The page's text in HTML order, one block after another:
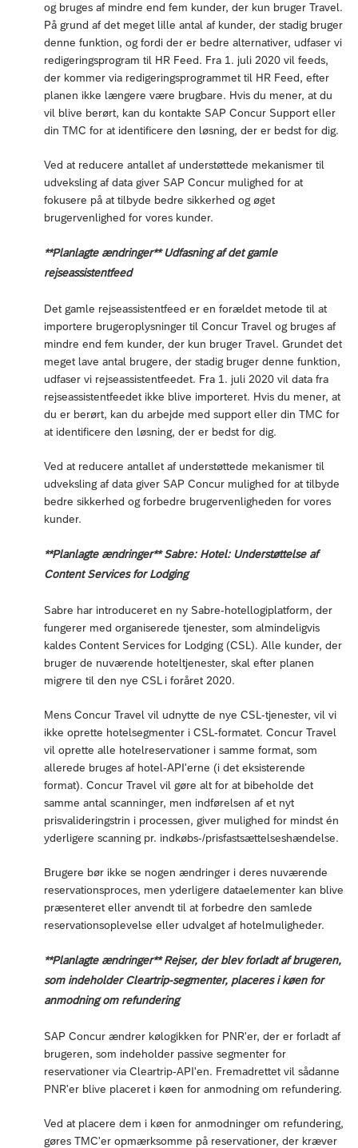
og bruges af mindre end fem kunder, der kun bruger Travel.
På grund af det meget lille antal af kunder, der stadig bruger
denne funktion, og fordi der er bedre alternativer, udfaser vi
redigeringsprogram til HR Feed. Fra 1. juli 2020 vil feeds,
der kommer via redigeringsprogrammet til HR Feed, efter
planen ikke længere være brugbare. Hvis du mener, at du
vil blive berørt, kan du kontakte SAP Concur Support eller
din TMC for at identificere den løsning, der er bedst for dig.
Ved at reducere antallet af understøttede mekanismer til
udveksling af data giver SAP Concur mulighed for at
fokusere på at tilbyde bedre sikkerhed og øget
brugervenlighed for vores kunder.
**Planlagte ændringer** Udfasning af det gamle
rejseassistentfeed
Det gamle rejseassistentfeed er en forældet metode til at
importere brugeroplysninger til Concur Travel og bruges af
mindre end fem kunder, der kun bruger Travel. Grundet det
meget lave antal brugere, der stadig bruger denne funktion,
udfaser vi rejseassistentfeedet. Fra 1. juli 2020 vil data fra
rejseassistentfeedet ikke blive importeret. Hvis du mener, at
du er berørt, kan du arbejde med support eller din TMC for
at identificere den løsning, der er bedst for dig.
Ved at reducere antallet af understøttede mekanismer til
udveksling af data giver SAP Concur mulighed for at tilbyde
bedre sikkerhed og forbedre brugervenligheden for vores
kunder.
**Planlagte ændringer** Sabre: Hotel: Understøttelse af
Content Services for Lodging
Sabre har introduceret en ny Sabre-hotellogiplatform, der
fungerer med organiserede tjenester, som almindeligvis
kaldes Content Services for Lodging (CSL). Alle kunder, der
bruger de nuværende hoteltjenester, skal efter planen
migrere til den nye CSL i foråret 2020.
Mens Concur Travel vil udnytte de nye CSL-tjenester, vil vi
ikke oprette hotelsegmenter i CSL-formatet. Concur Travel
vil oprette alle hotelreservationer i samme format, som
allerede bruges af hotel-API'erne (i det eksisterende
format). Concur Travel vil gøre alt for at bibeholde det
samme antal scanninger, men indførelsen af et nyt
prisvalideringstrin i processen, giver mulighed for mindst én
yderligere scanning pr. indkøbs-/prisfastsættelseshændelse.
Brugere bør ikke se nogen ændringer i deres nuværende
reservationsproces, men yderligere dataelementer kan blive
præsenteret eller anvendt til at forbedre den samlede
reservationsoplevelse eller udvalget af hotelmuligheder.
**Planlagte ændringer** Rejser, der blev forladt af brugeren,
som indeholder Cleartrip-segmenter, placeres i køen for
anmodning om refundering
SAP Concur ændrer kølogikken for PNR'er, der er forladt af
brugeren, som indeholder passive segmenter for
reservationer via Cleartrip-API'en. Fremadrettet vil sådanne
PNR'er blive placeret i køen for anmodning om refundering.
Ved at placere dem i køen for anmodninger om refundering,
gøres TMC'er opmærksomme på reservationer, der kræver